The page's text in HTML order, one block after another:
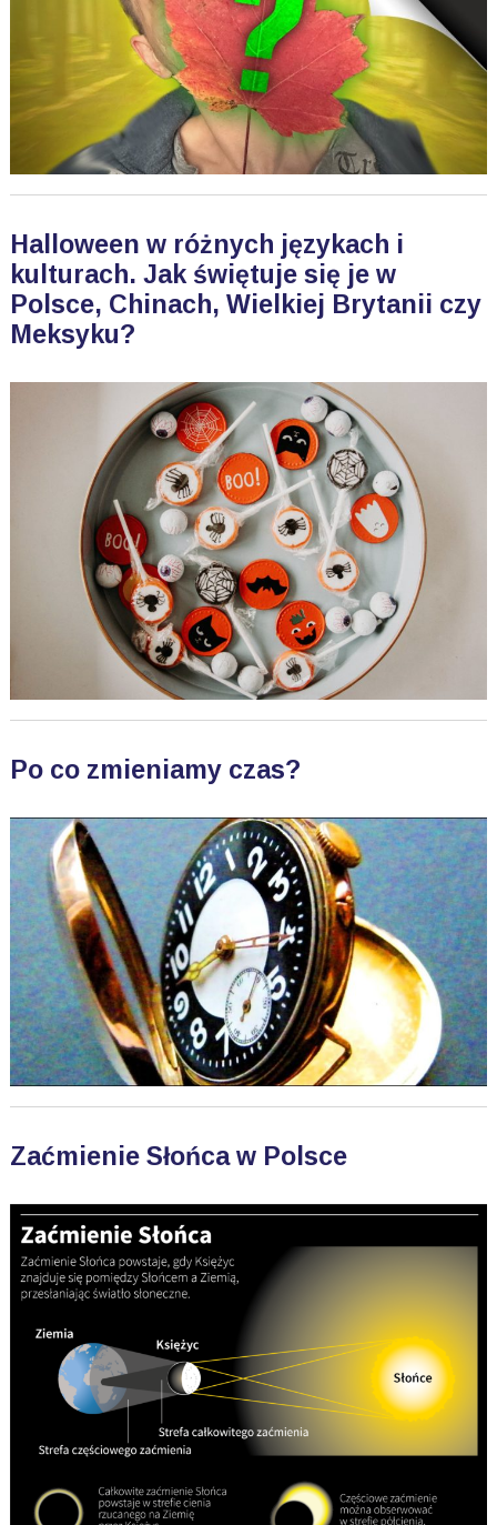
Halloween w różnych językach i
kulturach. Jak świętuje się je w
Polsce, Chinach, Wielkiej Brytanii czy
Meksyku?
Po co zmieniamy czas?
Zaćmienie Słońca w Polsce